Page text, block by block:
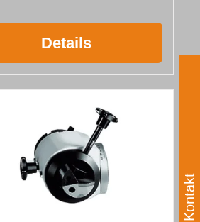
Details
Kontakt